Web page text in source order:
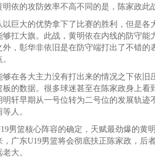
明依的攻防效率不高不同的是，陈家政此
以巨大的优势拿下了比赛的胜利，但是
够扛大旗。此战，黄明依在内线的防守
外，彰华非依旧是在防守端打出了不错
够在各大主力没有打出来的情况之下依
板的数据。很多球迷甚至在陈家政身上
明轩早期从一号位转为二号位的发展轨
人。
男篮核心阵容的确定，天赋最劲爆的
，广东U19男篮将会彻底扶正陈家政，后
大。